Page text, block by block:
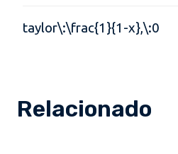
taylor\:\frac{1}{1-x},\:0
Relacionado